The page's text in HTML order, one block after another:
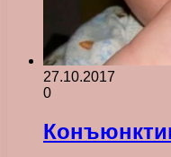
27.10.2017
0